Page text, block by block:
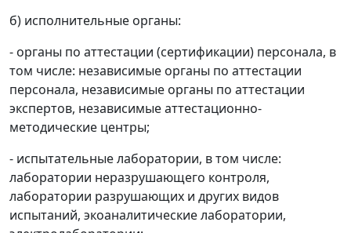
б) исполнительные органы:
- органы по аттестации (сертификации) персонала, в
том числе: независимые органы по аттестации
персонала, независимые органы по аттестации
экспертов, независимые аттестационно-
методические центры;
- испытательные лаборатории, в том числе:
лаборатории неразрушающего контроля,
лаборатории разрушающих и других видов
испытаний, экоаналитические лаборатории,